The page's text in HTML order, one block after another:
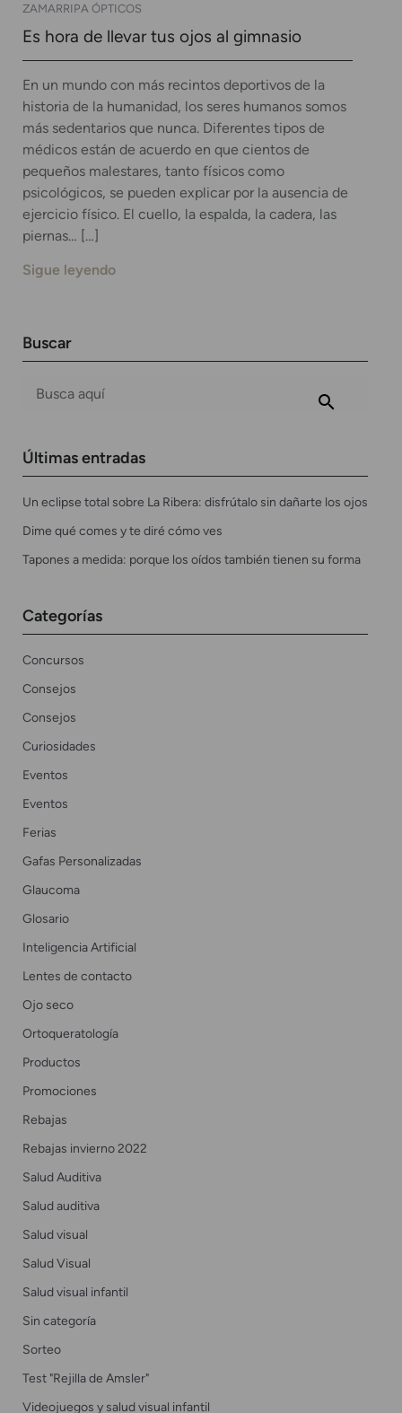
ZAMARRIPA ÓPTICOS
Es hora de llevar tus ojos al gimnasio
En un mundo con más recintos deportivos de la
historia de la humanidad, los seres humanos somos
más sedentarios que nunca. Diferentes tipos de
médicos están de acuerdo en que cientos de
pequeños malestares, tanto físicos como
psicológicos, se pueden explicar por la ausencia de
ejercicio físico. El cuello, la espalda, la cadera, las
piernas… […]
Sigue leyendo
Buscar
Últimas entradas
Un eclipse total sobre La Ribera: disfrútalo sin dañarte los ojos
Dime qué comes y te diré cómo ves
Tapones a medida: porque los oídos también tienen su forma
Categorías
Concursos
Consejos
Consejos
Curiosidades
Eventos
Eventos
Ferias
Gafas Personalizadas
Glaucoma
Glosario
Inteligencia Artificial
Lentes de contacto
Ojo seco
Ortoqueratología
Productos
Promociones
Rebajas
Rebajas invierno 2022
Salud Auditiva
Salud auditiva
Salud visual
Salud Visual
Salud visual infantil
Sin categoría
Sorteo
Test "Rejilla de Amsler"
Videojuegos y salud visual infantil